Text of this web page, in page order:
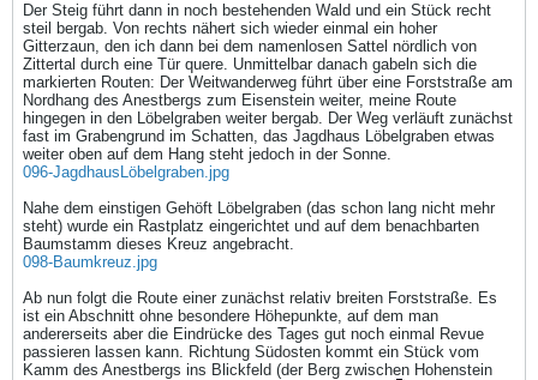
Der Steig führt dann in noch bestehenden Wald und ein Stück recht
steil bergab. Von rechts nähert sich wieder einmal ein hoher
Gitterzaun, den ich dann bei dem namenlosen Sattel nördlich von
Zittertal durch eine Tür quere. Unmittelbar danach gabeln sich die
markierten Routen: Der Weitwanderweg führt über eine Forststraße am
Nordhang des Anestbergs zum Eisenstein weiter, meine Route
hingegen in den Löbelgraben weiter bergab. Der Weg verläuft zunächst
fast im Grabengrund im Schatten, das Jagdhaus Löbelgraben etwas
weiter oben auf dem Hang steht jedoch in der Sonne.
096-JagdhausLöbelgraben.jpg
Nahe dem einstigen Gehöft Löbelgraben (das schon lang nicht mehr
steht) wurde ein Rastplatz eingerichtet und auf dem benachbarten
Baumstamm dieses Kreuz angebracht.
098-Baumkreuz.jpg
Ab nun folgt die Route einer zunächst relativ breiten Forststraße. Es
ist ein Abschnitt ohne besondere Höhepunkte, auf dem man
andererseits aber die Eindrücke des Tages gut noch einmal Revue
passieren lassen kann. Richtung Südosten kommt ein Stück vom
Kamm des Anestbergs ins Blickfeld (der Berg zwischen Hohenstein